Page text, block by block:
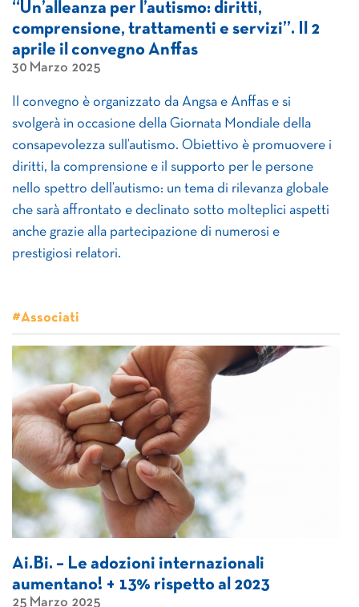
“Un’alleanza per l’autismo: diritti,
comprensione, trattamenti e servizi”. Il 2
aprile il convegno Anffas
30 Marzo 2025
Il convegno è organizzato da Angsa e Anffas e si
svolgerà in occasione della Giornata Mondiale della
consapevolezza sull’autismo. Obiettivo è promuovere i
diritti, la comprensione e il supporto per le persone
nello spettro dell’autismo: un tema di rilevanza globale
che sarà affrontato e declinato sotto molteplici aspetti
anche grazie alla partecipazione di numerosi e
prestigiosi relatori.
#Associati
Ai.Bi. – Le adozioni internazionali
aumentano! + 13% rispetto al 2023
25 Marzo 2025